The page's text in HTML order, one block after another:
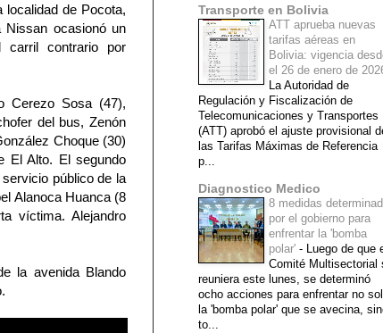
localidad de Pocota,
Nissan ocasionó un
carril contrario por
Cerezo Sosa (47),
del bus, Zenón
Choque (30)
El Alto. El segundo
público de la
Alanoca Huanca (8
víctima. Alejandro
la avenida Blando
Transporte en Bolivia
ATT aprueba nuevas
tarifas aéreas en
Bolivia: vigencia
el 26 de enero de
La Autoridad de
Regulación y Fiscalización de
Telecomunicaciones y Transportes
(ATT) aprobó el ajuste provisional
las Tarifas Máximas de Referencia
p...
Diagnostico Medico
8 medidas
por el gobierno para
enfrentar la 'bomba
polar' - Luego de que
Comité Multisectorial
reuniera este lunes, se determinó
ocho acciones para enfrentar no
la 'bomba polar' que se avecina,
to...